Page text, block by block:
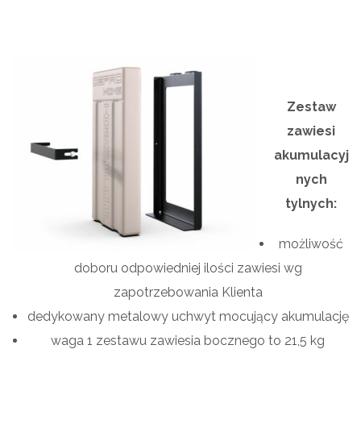
Zestaw
zawiesi
akumulacyj
nych
tylnych:
możliwość
doboru odpowiedniej ilości zawiesi wg
zapotrzebowania Klienta
dedykowany metalowy uchwyt mocujący akumulację
waga 1 zestawu zawiesia bocznego to 21,5 kg